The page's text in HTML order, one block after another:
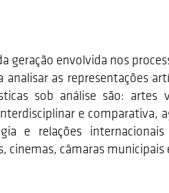
envolvida nos
as representações
sob análise são: artes
e comparativa,
e relações
câmaras municipais